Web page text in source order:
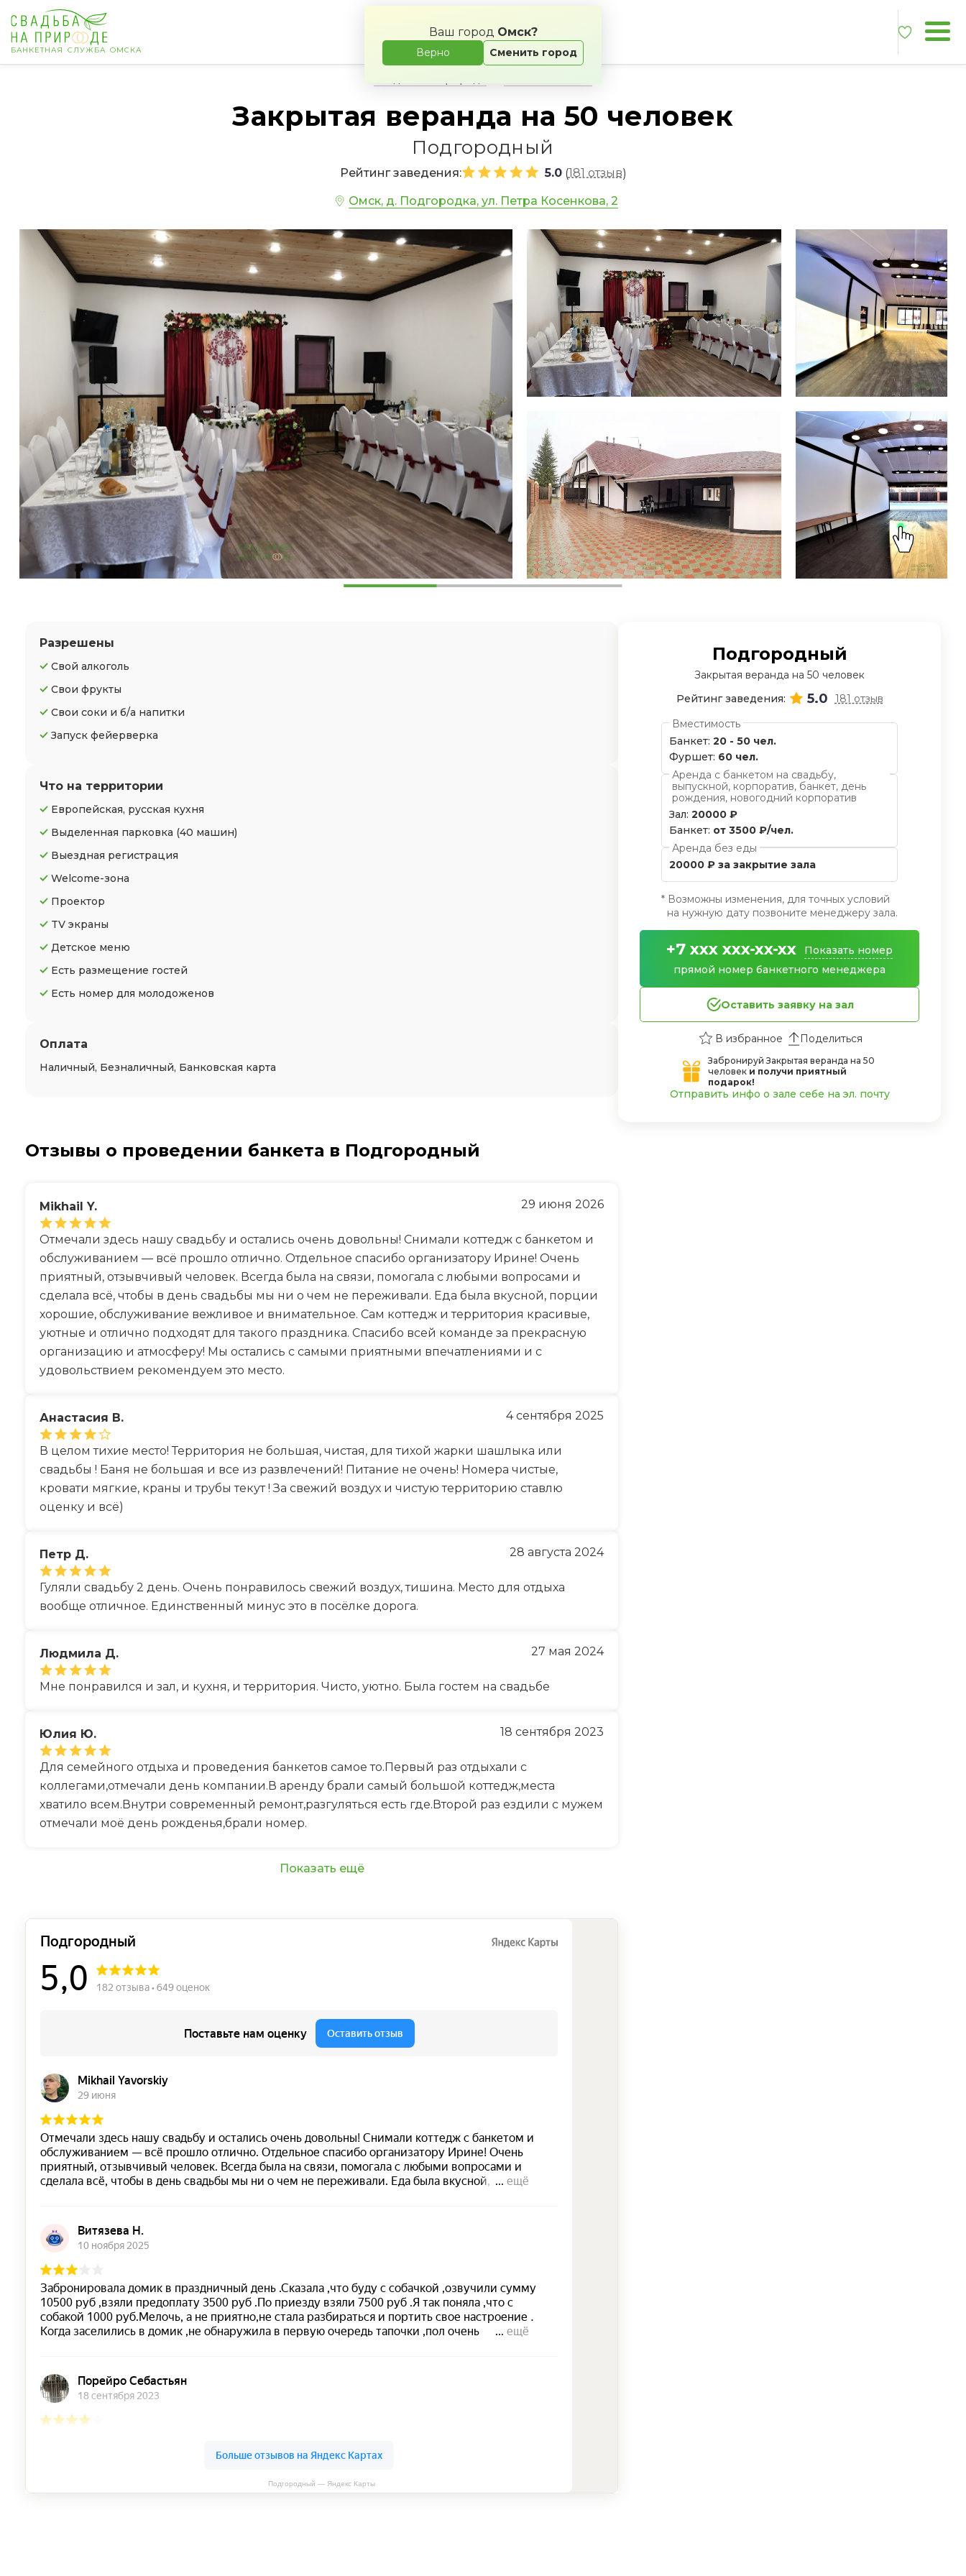
Ваш город Омск?
Верно Сменить город
БАНКЕТНАЯ СЛУЖБА ОМСКА
Выпускной
Корпоратив
Новогодний корпоратив
Закрытая веранда на 50 человек
Подгородный
Рейтинг заведения: 5.0 (181 отзыв)
Омск, д. Подгородка, ул. Петра Косенкова, 2
Разрешены
Свой алкоголь
Свои фрукты
Свои соки и б/а напитки
Запуск фейерверка
Что на территории
Европейская, русская кухня
Выделенная парковка (40 машин)
Выездная регистрация
Welcome-зона
Проектор
TV экраны
Детское меню
Есть размещение гостей
Есть номер для молодоженов
Оплата
Наличный, Безналичный, Банковская карта
Отзывы о проведении банкета в Подгородный
Mikhail Y. 29 июня 2026
Отмечали здесь нашу свадьбу и остались очень довольны! Снимали коттедж с банкетом и
обслуживанием — всё прошло отлично. Отдельное спасибо организатору Ирине! Очень
приятный, отзывчивый человек. Всегда была на связи, помогала с любыми вопросами и
сделала всё, чтобы в день свадьбы мы ни о чем не переживали. Еда была вкусной, порции
хорошие, обслуживание вежливое и внимательное. Сам коттедж и территория красивые,
уютные и отлично подходят для такого праздника. Спасибо всей команде за прекрасную
организацию и атмосферу! Мы остались с самыми приятными впечатлениями и с
удовольствием рекомендуем это место.
Анастасия В. 4 сентября 2025
В целом тихие место! Территория не большая, чистая, для тихой жарки шашлыка или
свадьбы ! Баня не большая и все из развлечений! Питание не очень! Номера чистые,
кровати мягкие, краны и трубы текут ! За свежий воздух и чистую территорию ставлю
оценку и всё)
Петр Д. 28 августа 2024
Гуляли свадьбу 2 день. Очень понравилось свежий воздух, тишина. Место для отдыха
вообще отличное. Единственный минус это в посёлке дорога.
Людмила Д. 27 мая 2024
Мне понравился и зал, и кухня, и территория. Чисто, уютно. Была гостем на свадьбе
Юлия Ю. 18 сентября 2023
Для семейного отдыха и проведения банкетов самое то.Первый раз отдыхали с
коллегами,отмечали день компании.В аренду брали самый большой коттедж,места
хватило всем.Внутри современный ремонт,разгуляться есть где.Второй раз ездили с мужем
отмечали моё день рожденья,брали номер.
Показать ещё
Подгородный — Яндекс Карты
Подгородный
Закрытая веранда на 50 человек
Рейтинг заведения:
5.0
181 отзыв
Вместимость
Банкет: 20 - 50 чел.
Фуршет: 60 чел.
Аренда с банкетом на свадьбу,
выпускной, корпоратив, банкет, день
рождения, новогодний корпоратив
Зал: 20000 ₽
Банкет: от 3500 ₽/чел.
Аренда без еды
20000 ₽ за закрытие зала
* Возможны изменения, для точных условий
на нужную дату позвоните менеджеру зала.
+7 xxx xxx-xx-xx
Показать номер
прямой номер банкетного менеджера
Оставить заявку на зал
Поделиться
Забронируй Закрытая веранда на 50
человек и получи приятный
подарок!
Отправить инфо о зале себе на эл. почту